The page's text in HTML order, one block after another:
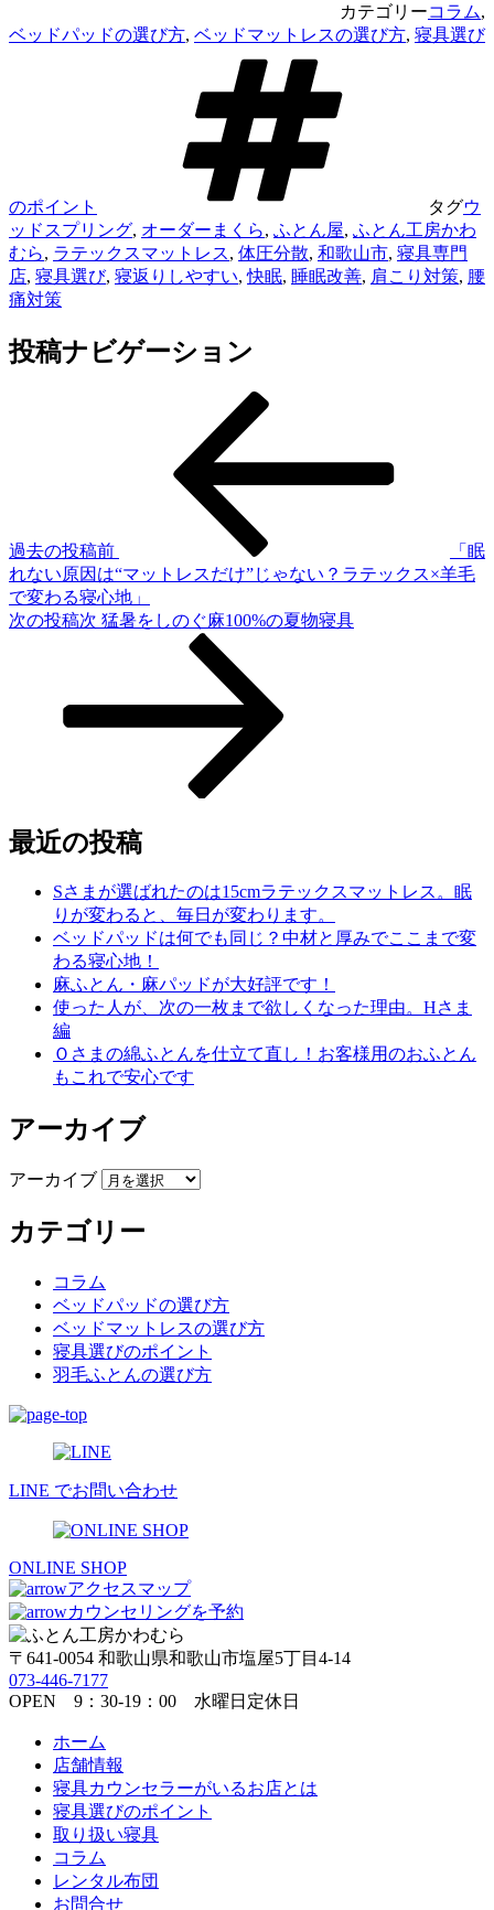
カテゴリーコラム,
ベッドパッドの選び方, ベッドマットレスの選び方, 寝具選び
のポイント タグウ
ッドスプリング, オーダーまくら, ふとん屋, ふとん工房かわ
むら, ラテックスマットレス, 体圧分散, 和歌山市, 寝具専門
店, 寝具選び, 寝返りしやすい,快眠, 睡眠改善, 肩こり対策, 腰
痛対策
投稿ナビゲーション
過去の投稿前
「眠
れない原因は“マットレスだけ”じゃない？ラテックス×羊毛
で変わる寝心地」
次の投稿次 猛暑をしのぐ麻100%の夏物寝具
最近の投稿
Sさまが選ばれたのは15cmラテックスマットレス。眠
りが変わると、毎日が変わります。
ベッドパッドは何でも同じ？中材と厚みでここまで変
わる寝心地！
麻ふとん・麻パッドが大好評です！
使った人が、次の一枚まで欲しくなった理由。Hさま
編
Ｏさまの綿ふとんを仕立て直し！お客様用のおふとん
もこれで安心です
アーカイブ
アーカイブ
カテゴリー
コラム
ベッドパッドの選び方
ベッドマットレスの選び方
寝具選びのポイント
羽毛ふとんの選び方
LINE でお問い合わせ
ONLINE SHOP
アクセスマップ
カウンセリングを予約
〒641-0054 和歌山県和歌山市塩屋5丁目4-14
073-446-7177
OPEN 9：30-19：00 水曜日定休日
ホーム
店舗情報
寝具カウンセラーがいるお店とは
寝具選びのポイント
取り扱い寝具
コラム
レンタル布団
お問合せ